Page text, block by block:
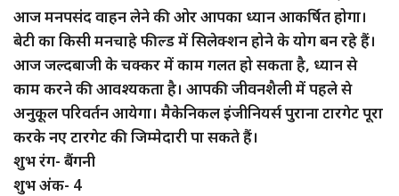
आज मनपसंद वाहन लेने की ओर आपका ध्यान आकर्षित होगा।
बेटी का किसी मनचाहे फील्ड में सिलेक्शन होने के योग बन रहे हैं।
आज जल्दबाजी के चक्कर में काम गलत हो सकता है, ध्यान से
काम करने की आवश्यकता है। आपकी जीवनशैली में पहले से
अनुकूल परिवर्तन आयेगा। मैकेनिकल इंजीनियर्स पुराना टारगेट पूरा
करके नए टारगेट की जिम्मेदारी पा सकते हैं।
शुभ रंग- बैंगनी
शुभ अंक- 4